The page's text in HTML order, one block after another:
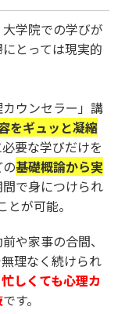
学院での学びが
とっては現実的
ウンセラー」講
をギュッと凝縮
要な学びだけを
基礎概論から実
で身につけられ
が可能。
や家事の合間、
理なく続けられ
忙しくても心理カ
です。